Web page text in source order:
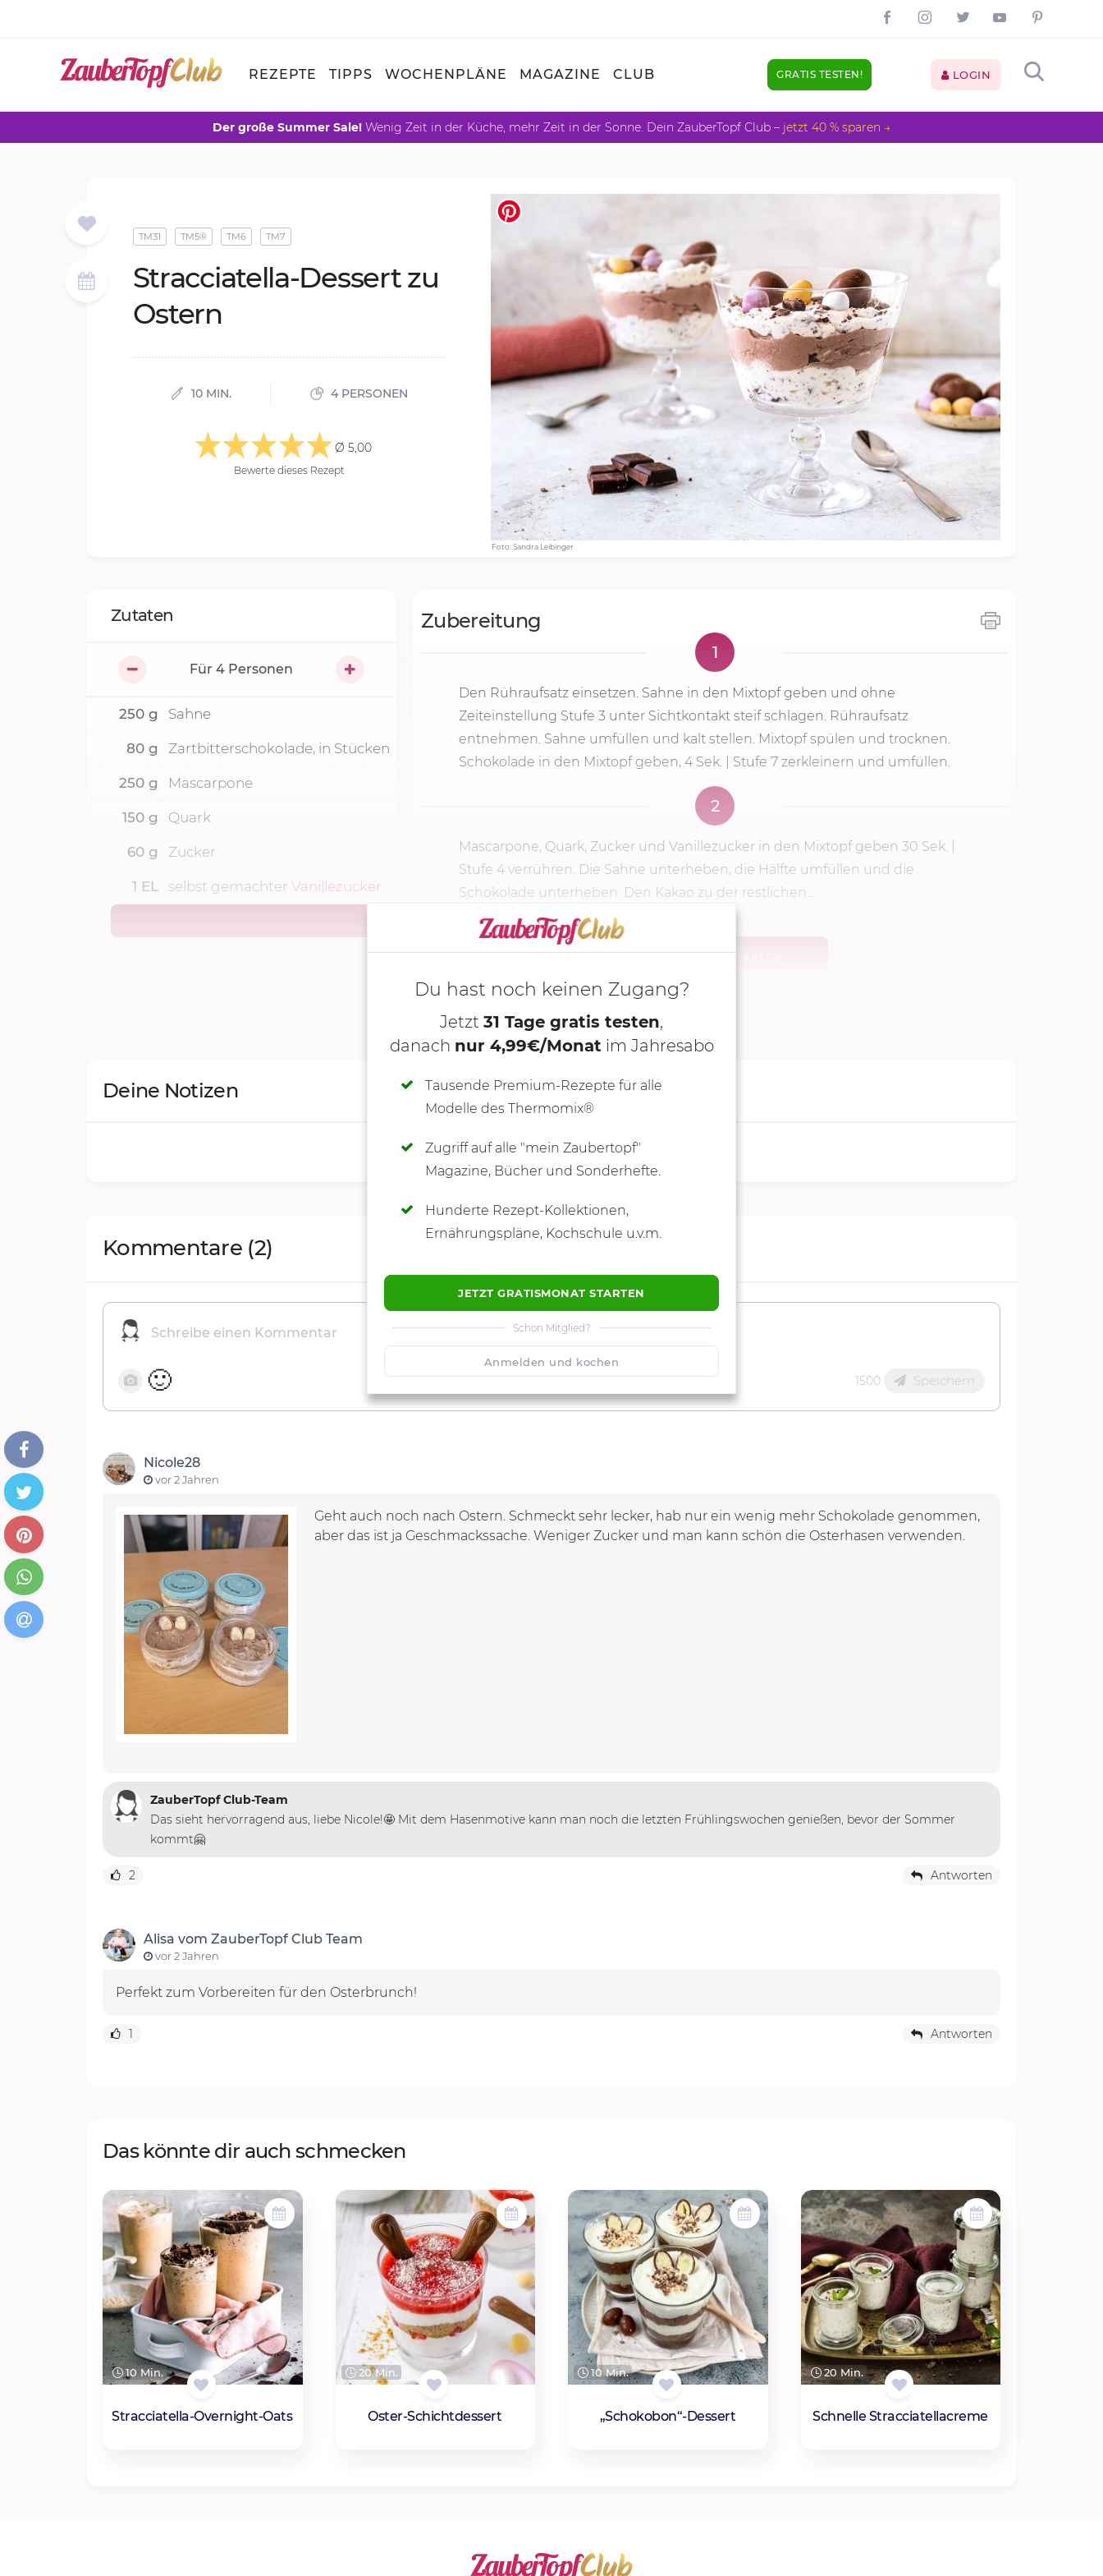
REZEPTE TIPPS WOCHENPLÄNE MAGAZINE CLUB GRATIS TESTEN! LOGIN
Der große Summer Sale! Wenig Zeit in der Küche, mehr Zeit in der Sonne. Dein ZauberTopf Club – jetzt 40 % sparen →
Foto: Sandra Leibinger
TM31 TM5® TM6 TM7
Strac­cia­tel­la-Des­sert zu
Os­tern
10 MIN. 4 PERSONEN
Ø 5,00
Bewerte dieses Rezept
Zubereitung
1
Den Rühraufsatz einsetzen. Sahne in den Mixtopf geben und ohne
Zeiteinstellung Stufe 3 unter Sichtkontakt steif schlagen. Rühraufsatz
entnehmen. Sahne umfüllen und kalt stellen. Mixtopf spülen und trocknen.
Schokolade in den Mixtopf geben, 4 Sek. | Stufe 7 zerkleinern und umfüllen.
2
Mascarpone, Quark, Zucker und Vanillezucker in den Mixtopf geben 30 Sek.
Stufe 4 verrühren. Die Sahne unterheben, die Hälfte umfüllen und die
Schokolade unterheben. Den Kakao zu der restlichen...
Zutaten
Für 4 Personen
250 g Sahne
80 g Zartbitterschokolade, in Stücken
250 g Mascarpone
150 g Quark
60 g Zucker
1 EL selbst gemachter Vanillezucker
Deine Notizen
SCHREIBE NEUE NOTIZ
Du hast noch keinen Zugang?
Jetzt 31 Tage gratis testen,
danach nur 4,99€/Monat im Jahresabo
Tausende Premium-Rezepte für alle
Modelle des Thermomix®
Zugriff auf alle "mein Zaubertopf"
Magazine, Bücher und Sonderhefte.
Hunderte Rezept-Kollektionen,
Ernährungspläne, Kochschule u.v.m.
JETZT GRATISMONAT STARTEN
Schon Mitglied?
Anmelden und kochen
Kommentare (2)
🙂 1500 Speichern
Nicole28
vor 2 Jahren
Geht auch noch nach Ostern. Schmeckt sehr lecker, hab nur ein wenig mehr Schokolade genommen,
aber das ist ja Geschmackssache. Weniger Zucker und man kann schön die Osterhasen verwenden.
ZauberTopf Club-Team
Das sieht hervorragend aus, liebe Nicole!🤩 Mit dem Hasenmotive kann man noch die letzten Frühlingswochen genießen, bevor der Sommer
kommt🤗
2 Antworten
Alisa vom ZauberTopf Club Team
vor 2 Jahren
Perfekt zum Vorbereiten für den Osterbrunch!
1 Antworten
Das könnte dir auch schmecken
10 Min.
Stracciatella-Overnight-Oats
20 Min.
Oster-Schichtdessert
10 Min.
„Schokobon“-Dessert
20 Min.
Schnelle Stracciatellacreme